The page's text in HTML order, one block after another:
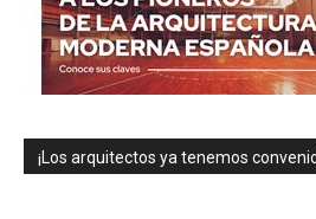
¡Los arquitectos ya tenemos